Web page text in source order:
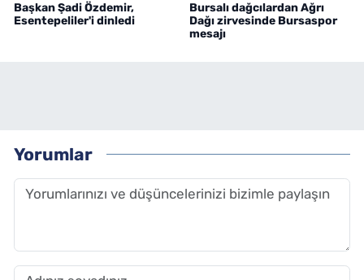
Başkan Şadi Özdemir,
Esentepeliler'i dinledi
Bursalı dağcılardan Ağrı
Dağı zirvesinde Bursaspor
mesajı
Yorumlar